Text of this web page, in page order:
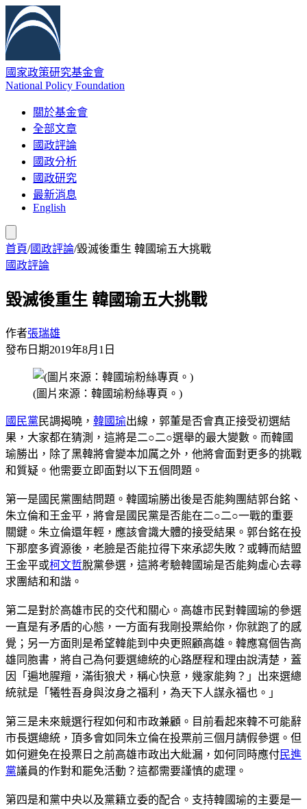
國家政策研究基金會
National Policy Foundation
關於基金會
全部文章
國政評論
國政分析
國政研究
最新消息
English
首頁/國政評論/毀滅後重生 韓國瑜五大挑戰
國政評論
毀滅後重生 韓國瑜五大挑戰
作者張瑞雄
發布日期2019年8月1日
(圖片來源：韓國瑜粉絲專頁。)
國民黨 民調揭曉， 韓國瑜出線，郭董是否會真正接受初選結
果，大家都在猜測，這將是二○二○選舉的最大變數。而韓國
瑜勝出，除了黑韓將會變本加厲之外，他將會面對更多的挑戰
和質疑。他需要立即面對以下五個問題。
第一是國民黨團結問題。韓國瑜勝出後是否能夠團結郭台銘、
朱立倫和王金平，將會是國民黨是否能在二○二○一戰的重要
關鍵。朱立倫還年輕，應該會識大體的接受結果。郭台銘在投
下那麼多資源後，老臉是否能拉得下來承認失敗？或轉而結盟
王金平或柯文哲脫黨參選，這將考驗韓國瑜是否能夠虛心去尋
求團結和和諧。
第二是對於高雄市民的交代和關心。高雄市民對韓國瑜的參選
一直是有矛盾的心態，一方面有我剛投票給你，你就跑了的感
覺；另一方面則是希望韓能到中央更照顧高雄。韓應寫個告高
雄同胞書，將自己為何要選總統的心路歷程和理由說清楚，蓋
因「遍地腥羶，滿街狼犬，稱心快意，幾家能夠？」出來選總
統就是「犧牲吾身與汝身之福利，為天下人謀永福也。」
第三是未來競選行程如何和市政兼顧。目前看起來韓不可能辭
市長選總統，頂多會如同朱立倫在投票前三個月請假參選。但
如何避免在投票日之前高雄市政出大紕漏，如何同時應付民進
黨議員的作對和罷免活動？這都需要謹慎的處理。
第四是和黨中央以及黨籍立委的配合。支持韓國瑜的主要是一